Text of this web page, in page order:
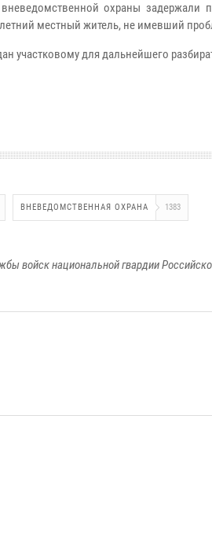
вневедомственной охраны задержали
местный житель, не имевший
участковому для дальнейшего
ВНЕВЕДОМСТВЕННАЯ ОХРАНА 1383
войск национальной гвардии